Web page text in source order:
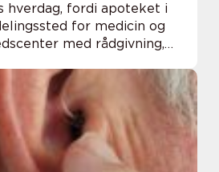
hverdag, fordi apoteket i
for medicin og
med rådgivning,
oplever, at vejen til